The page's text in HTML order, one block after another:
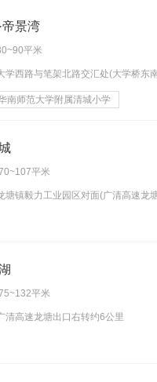
帝景湾
平米
学西路与笔架北路交汇处(大学桥东
南师范大学附属清城小学
平米
塘镇毅力工业园区对面(广清高速龙
平米
清高速龙塘出口右转约6公里